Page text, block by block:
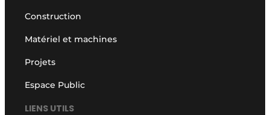
Construction
Matériel et machines
Projets
Espace Public
LIENS UTILS